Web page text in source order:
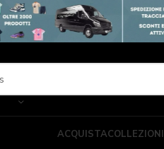
ACQUISTACOLLEZIONI